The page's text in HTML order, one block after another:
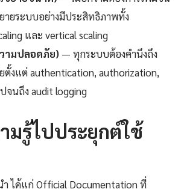
ายระบบอย่างมีประสิทธิภาพทั้ง
และ vertical scaling
ามปลอดภัย) — ทุกระบบต้องคำนึงถึง
งแต่ authentication, authorization,
จนถึง audit logging
มรู้ไปประยุกต์ใช้
ได้แก่ Official Documentation ที่